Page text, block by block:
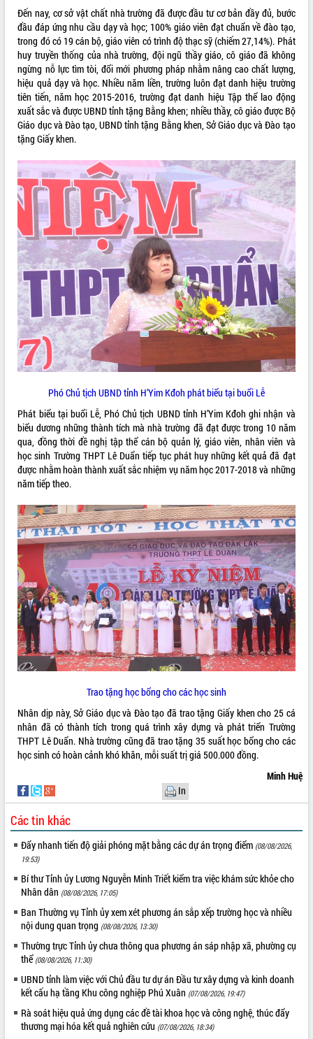
Lễ truy tặng danh hiệu “Bà Mẹ Việt
Nam Anh hùng” và trao Huân chương
Lao động
UBND tỉnh Đắk Lắk triển khai nhiệm
vụ 6 tháng cuối năm 2026
Kỳ họp thứ Hai, Hội đồng nhân dân
tỉnh khóa XI quyết nghị nhiều nội dung
quan trọng
Bí thư Tỉnh ủy Lương Nguyễn Minh
Triết thăm, tặng quà người có công với
cách mạng
Rà soát, hoàn thiện hệ thống thiết chế
văn hóa, thể thao đáp ứng yêu cầu
phát triển mới
Thường trực HĐND tỉnh Đắk Lắk gặp
mặt Đoàn chuyên gia y tế TP. Hồ Chí
Minh
Lễ truy điệu và an táng hài cốt liệt sĩ
tại Nghĩa trang Liệt sĩ xã Sơn Hòa
Bàn giải pháp tháo gỡ khó khăn trong
xuất khẩu sầu riêng và triển khai quy
định EUDR
Thứ trưởng Bộ Nông nghiệp và Môi
trường Nguyễn Hoàng Hiệp khảo sát
vùng trồng và doanh nghiệp đóng gói
sầu riêng tại Đắk Lắk
món ăn từ sầu riêng
Đắk Lắk công bố Quy hoạch và xúc
tiến đầu tư tỉnh
Ngành cá ngừ Đắk Lắk chủ động thích
ứng để giữ vững thị trường xuất khẩu
phá cơ chế - Hợp tác công tư
Đề án 06 tạo bước ngoặt đột phá trong
cải cách hành chính tỉnh Đắk Lắk
Kết nối tour, đẩy mạnh chuyển đổi số
để phát triển du lịch Đắk Lắk
Khởi động Dự án Đầu tư xây dựng hạ
tầng kỹ thuật Cụm công nghiệp Tân
Tiến
Gặp mặt các cơ quan báo chí nhân Kỷ
niệm 101 năm Ngày Báo chí Cách
mạng Việt Nam
hiện Đề án 06 của Chính phủ
Họp báo thông tin về Hội nghị Công bố
Quy hoạch và Xúc tiến đầu tư tỉnh Đắk
Lắk
Khơi thông điểm nghẽn, đẩy nhanh
HĐND tỉnh thông qua điều chỉnh Quy
hoạch tỉnh thời kỳ 2021-2030
Hội thảo góp ý hồ sơ điều chỉnh quy
hoạch tỉnh Đắk Lắk thời kỳ 2021-2030,
tầm nhìn đến năm 2050
doanh nghiệp nhà nước
Hội nghị triển khai kết nối mạng
truyền số liệu chuyên dùng phục vụ cơ
quan Đảng, Nhà nước
Lễ phát động chuỗi hoạt động chung
tay làm sạch môi trường
Xã Ea Kar bước chuyển mình trong
công tác cải cách hành chính mô hình
UBND tỉnh họp báo định kỳ tháng 4
ALBUM ẢNH
LIÊN KẾT WEB
THỐNG KÊ TRUY CẬP
Hôm nay:
25091
Tất cả: 66110759
Đến nay, cơ sở vật chất nhà trường đã được đầu tư cơ bản đầy đủ, bước
đầu đáp ứng nhu cầu dạy và học; 100% giáo viên đạt chuẩn về đào tạo,
trong đó có 19 cán bộ, giáo viên có trình độ thạc sỹ (chiếm 27,14%). Phát
huy truyền thống của nhà trường, đội ngũ thầy giáo, cô giáo đã không
ngừng nỗ lực tìm tòi, đổi mới phương pháp nhằm nâng cao chất lượng,
hiệu quả dạy và học. Nhiều năm liền, trường luôn đạt danh hiệu trường
tiên tiến, năm học 2015-2016, trường đạt danh hiệu Tập thể lao động
xuất sắc và được UBND tỉnh tặng Bằng khen; nhiều thầy, cô giáo được Bộ
Giáo dục và Đào tạo, UBND tỉnh tặng Bằng khen, Sở Giáo dục và Đào tạo
tặng Giấy khen.
Phó Chủ tịch UBND tỉnh H’Yim Kđoh phát biểu tại buổi Lễ
Phát biểu tại buổi Lễ, Phó Chủ tịch UBND tỉnh H’Yim Kđoh ghi nhận và
biểu dương những thành tích mà nhà trường đã đạt được trong 10 năm
qua, đồng thời đề nghị tập thể cán bộ quản lý, giáo viên, nhân viên và
học sinh Trường THPT Lê Duẩn tiếp tục phát huy những kết quả đã đạt
được nhằm hoàn thành xuất sắc nhiệm vụ năm học 2017-2018 và những
năm tiếp theo.
Trao tặng học bổng cho các học sinh
Nhân dịp này, Sở Giáo dục và Đào tạo đã trao tặng Giấy khen cho 25 cá
nhân đã có thành tích trong quá trình xây dựng và phát triển Trường
THPT Lê Duẩn. Nhà trường cũng đã trao tặng 35 suất học bổng cho các
học sinh có hoàn cảnh khó khăn, mỗi suất trị giá 500.000 đồng.
Minh Huệ
In
Các tin khác
Đẩy nhanh tiến độ giải phóng mặt bằng các dự án trọng điểm (08/08/2026,
19:53)
Bí thư Tỉnh ủy Lương Nguyễn Minh Triết kiểm tra việc khám sức khỏe cho
Nhân dân (08/08/2026, 17:05)
Ban Thường vụ Tỉnh ủy xem xét phương án sắp xếp trường học và nhiều
nội dung quan trọng (08/08/2026, 13:30)
Thường trực Tỉnh ủy chưa thông qua phương án sáp nhập xã, phường cụ
thể (08/08/2026, 11:30)
UBND tỉnh làm việc với Chủ đầu tư dự án Đầu tư xây dựng và kinh doanh
kết cấu hạ tầng Khu công nghiệp Phú Xuân (07/08/2026, 19:47)
Rà soát hiệu quả ứng dụng các đề tài khoa học và công nghệ, thúc đẩy
thương mại hóa kết quả nghiên cứu (07/08/2026, 18:34)